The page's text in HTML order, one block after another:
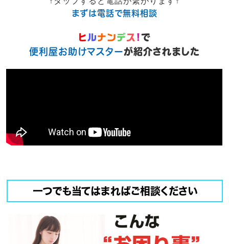
まずは電話で無料相談
ヒルナンデ ス !で
便利屋お助けマスターが紹介されました
一つでも当てはまればご相談ください